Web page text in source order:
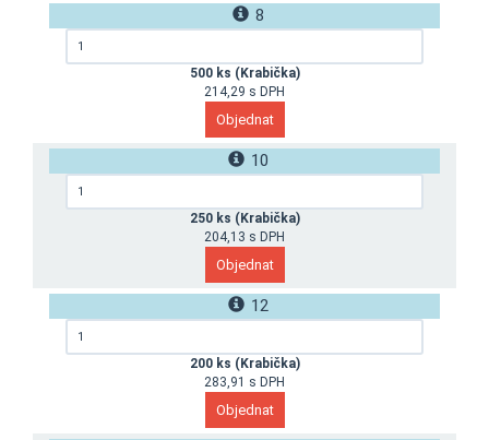
8
500 ks (Krabička)
214,29 s DPH
10
250 ks (Krabička)
204,13 s DPH
12
200 ks (Krabička)
283,91 s DPH